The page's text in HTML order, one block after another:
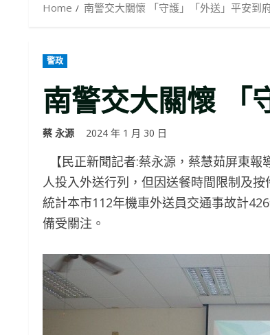
Home 南警交大關懷 「守護」「外送」平安到
警政
南警交大關懷 「
蔡 永源 2024 年 1 月 30 日
【民正新聞記者:蔡永源，蔡慧茹屏東
人投入外送行列，但因送餐時間限制及
統計本市112年機車外送員交通事故計
備受關注。